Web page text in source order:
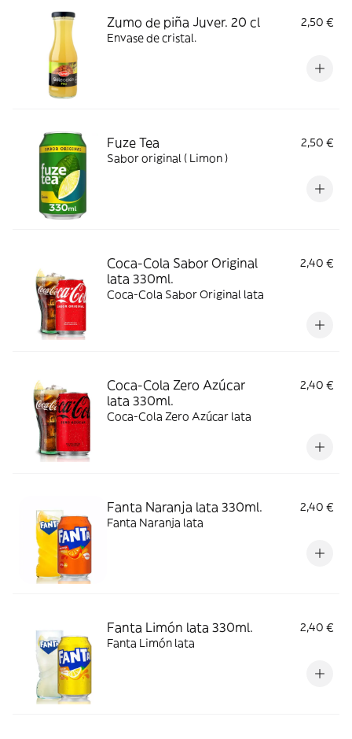
Zumo de piña Juver. 20 cl
2,50 €
Envase de cristal.
Fuze Tea
2,50 €
Sabor original ( Limon )
Coca-Cola Sabor Original
lata 330ml.
2,40 €
Coca-Cola Sabor Original lata
Coca-Cola Zero Azúcar
lata 330ml.
2,40 €
Coca-Cola Zero Azúcar lata
Fanta Naranja lata 330ml.
2,40 €
Fanta Naranja lata
Fanta Limón lata 330ml.
2,40 €
Fanta Limón lata